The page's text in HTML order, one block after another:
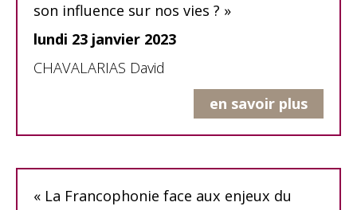
son influence sur nos vies ? »
lundi 23 janvier 2023
CHAVALARIAS David
en savoir plus
« La Francophonie face aux enjeux du